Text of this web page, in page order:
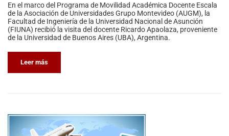
En el marco del Programa de Movilidad Académica Docente Escala
de la Asociación de Universidades Grupo Montevideo (AUGM), la
Facultad de Ingeniería de la Universidad Nacional de Asunción
(FIUNA) recibió la visita del docente Ricardo Apaolaza, proveniente
de la Universidad de Buenos Aires (UBA), Argentina.
Leer más